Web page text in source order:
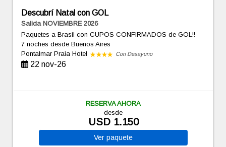
Descubrí Natal con GOL
Salida NOVIEMBRE 2026
Paquetes a Brasil con CUPOS CONFIRMADOS de GOL!!
7 nochesdesde Buenos Aires
Pontalmar Praia Hotel
Con Desayuno
22 nov-26
RESERVA AHORA
desde
USD 1.150
Ver paquete